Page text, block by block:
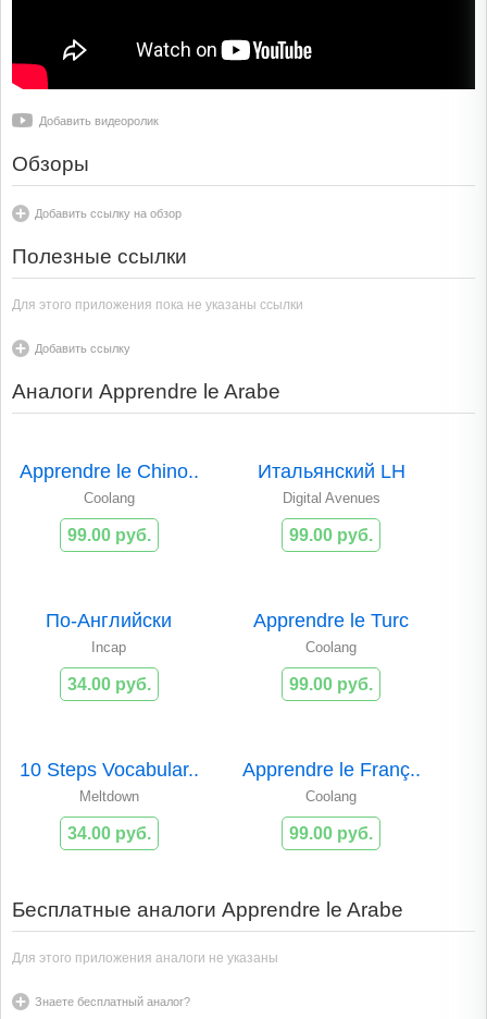
Добавить видеоролик
Обзоры
Добавить ссылку на обзор
Полезные ссылки
Для этого приложения пока не указаны ссылки
Добавить ссылку
Аналоги Apprendre le Arabe
Apprendre le Chino..
Coolang
99.00 руб.
Итальянский LH
Digital Avenues
99.00 руб.
По-Английски
Incap
34.00 руб.
Apprendre le Turc
Coolang
99.00 руб.
10 Steps Vocabular..
Meltdown
34.00 руб.
Apprendre le Franç..
Coolang
99.00 руб.
Бесплатные аналоги Apprendre le Arabe
Для этого приложения аналоги не указаны
Знаете бесплатный аналог?